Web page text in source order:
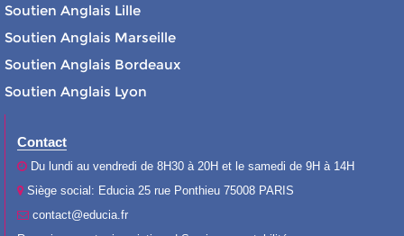
Soutien Anglais Lille
Soutien Anglais Marseille
Soutien Anglais Bordeaux
Soutien Anglais Lyon
Contact
Du lundi au vendredi de 8H30 à 20H et le samedi de 9H à 14H
Siège social: Educia 25 rue Ponthieu 75008 PARIS
contact@educia.fr